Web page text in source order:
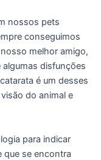
nossos pets
conseguimos
melhor amigo,
disfunções
é um desses
do animal e
para indicar
que se encontra